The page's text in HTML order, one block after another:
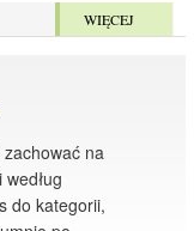
WIĘCEJ
na
do kategorii,